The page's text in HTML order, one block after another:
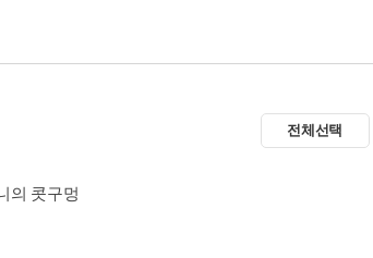
전체선택
의 콧구멍